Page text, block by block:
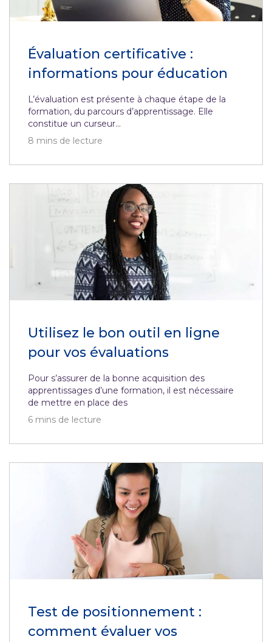
Évaluation certificative :
informations pour éducation
L’évaluation est présente à chaque étape de la
formation, du parcours d’apprentissage. Elle
constitue un curseur...
8 mins de lecture
Utilisez le bon outil en ligne
pour vos évaluations
Pour s’assurer de la bonne acquisition des
apprentissages d’une formation, il est nécessaire
de mettre en place des
6 mins de lecture
Test de positionnement :
comment évaluer vos